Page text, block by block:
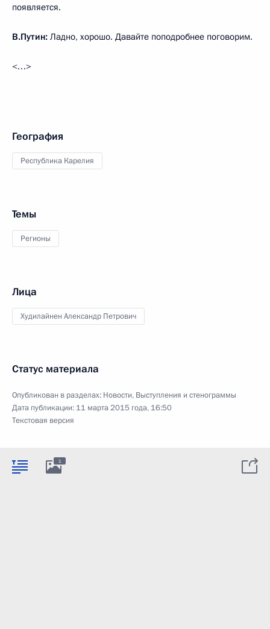
появляется.
В.Путин: Ладно, хорошо. Давайте поподробнее поговорим.
<…>
География
Республика Карелия
Темы
Регионы
Лица
Худилайнен Александр Петрович
Статус материала
Опубликован в разделах: Новости, Выступления и стенограммы
Дата публикации: 11 марта 2015 года, 16:50
Текстовая версия
1